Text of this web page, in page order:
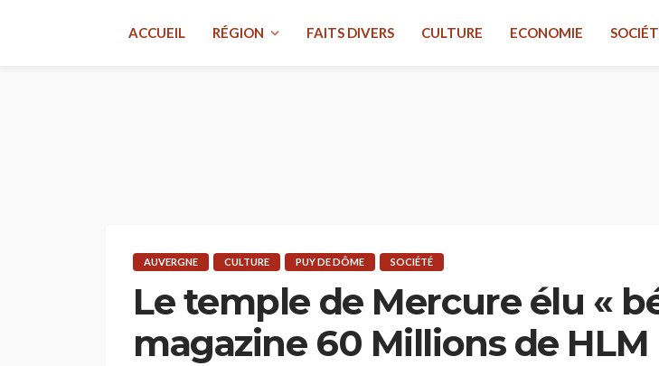
ACCUEIL RÉGION FAITS DIVERS CULTURE ECONOMIE
AUVERGNE CULTURE PUY DE DÔME SOCIÉTÉ
Le temple de Mercure élu «
magazine 60 Millions de HLM